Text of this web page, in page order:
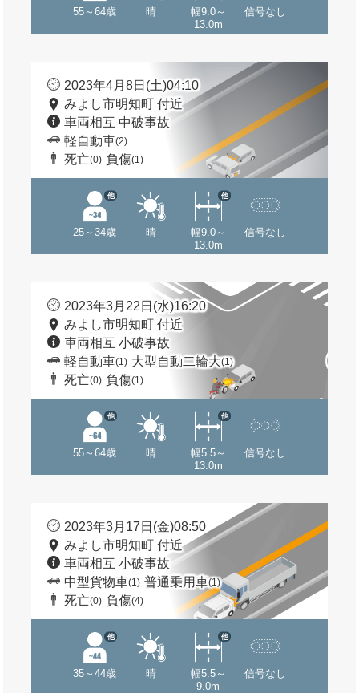
55～64歳 晴
幅9.0～
13.0m
信号なし
2023年4月8日(土)04:10
みよし市明知町 付近
車両相互 中破事故
軽自動車(2)
死亡(0) 負傷(1)
25～34歳
他
晴
幅9.0～
13.0m
他
信号なし
2023年3月22日(水)16:20
みよし市明知町 付近
車両相互 小破事故
軽自動車(1) 大型自動二輪大(1)
死亡(0) 負傷(1)
55～64歳
他
晴
幅5.5～
13.0m
他
信号なし
2023年3月17日(金)08:50
みよし市明知町 付近
車両相互 小破事故
中型貨物車(1) 普通乗用車(1)
死亡(0) 負傷(4)
35～44歳
他
晴
幅5.5～
9.0m
他
信号なし